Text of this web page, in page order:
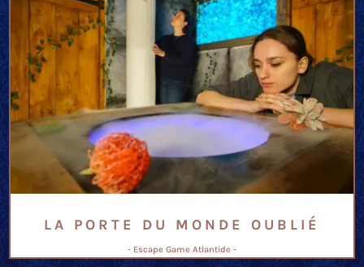
LA PORTE DU MONDE OUBLIÉ
- Escape Game Atlantide -